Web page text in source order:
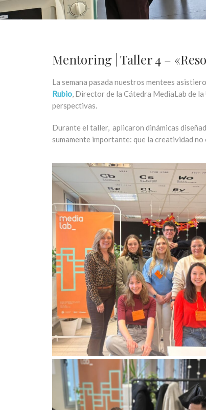
Mentoring | Taller 4 –
La semana pasada nuestros mentees
Rubio, Director de la Cátedra MediaLab de
perspectivas.
Durante el taller, aplicaron dinámicas
sumamente importante: que la creatividad